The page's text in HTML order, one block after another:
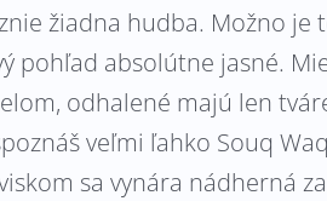
žiadna hudba. Možno je
pohľad absolútne jasné.
odhalené majú len
veľmi ľahko Souq
sa vynára nádherná